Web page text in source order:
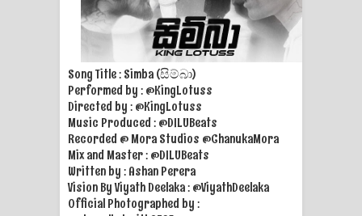
සිහියෙන් ගීතයේ පද පෙළ
Awanken Song Lyrics - අවංකෙන්
ගීතයේ පද පෙළ
Pa Sina Song Lyrics - පෑ සිනා ගීතයේ
පද පෙළ
Pemwanthiye Song Lyrics -
පෙම්වන්තියේ ගීතයේ පද පෙළ
Song Title : Simba (සිම්බා)
Performed by : @KingLotuss
Directed by : @KingLotuss
Music Produced : @DILUBeats
Recorded @ Mora Studios @ChanukaMora
Mix and Master : @DILUBeats
Written by : Ashan Perera
Vision By Viyath Deelaka : @ViyathDeelaka
Official Photographed by :